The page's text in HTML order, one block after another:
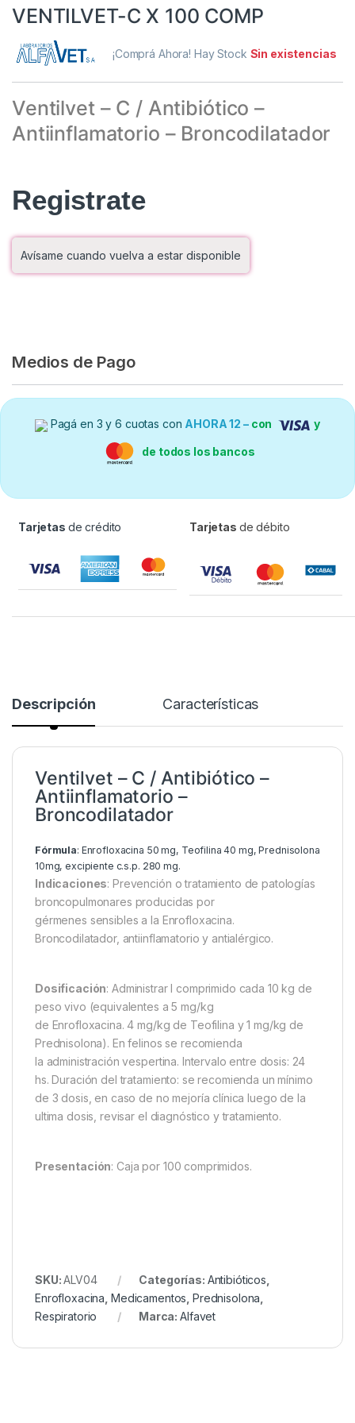
VENTILVET-C X 100 COMP
¡Comprá Ahora! Hay Stock Sin existencias
Ventilvet – C / Antibiótico –
Antiinflamatorio – Broncodilatador
Registrate
Avísame cuando vuelva a estar disponible
Medios de Pago
Pagá en 3 y 6 cuotas con AHORA 12 – con y
de todos los bancos
Tarjetas de crédito Tarjetas de débito
Descripción Características
Ventilvet – C / Antibiótico –
Antiinflamatorio –
Broncodilatador
Fórmula: Enrofloxacina 50 mg, Teofilina 40 mg, Prednisolona
10mg, excipiente c.s.p. 280 mg.
Indicaciones: Prevención o tratamiento de patologías
broncopulmonares producidas por
gérmenes sensibles a la Enrofloxacina.
Broncodilatador, antiinflamatorio y antialérgico.
Dosificación: Administrar l comprimido cada 10 kg de
peso vivo (equivalentes a 5 mg/kg
de Enrofloxacina. 4 mg/kg de Teofilina y 1 mg/kg de
Prednisolona). En felinos se recomienda
la administración vespertina. Intervalo entre dosis: 24
hs. Duración del tratamiento: se recomienda un mínimo
de 3 dosis, en caso de no mejoría clínica luego de la
ultima dosis, revisar el diagnóstico y tratamiento.
Presentación: Caja por 100 comprimidos.
SKU:ALV04 Categorías: Antibióticos
Enrofloxacina Medicamentos Prednisolona
Respiratorio
Marca:Alfavet